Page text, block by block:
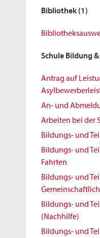
Bibliothek (1)
Schule Bildung
Antrag auf
An- und
Arbeiten bei der
Bildungs- und
Bildungs- und
Fahrten
Bildungs- und
Bildungs- und
(Nachhilfe)
Bildungs- und